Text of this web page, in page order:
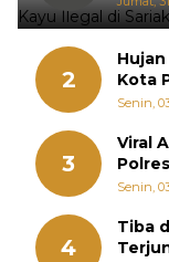
2
Kota
Senin,
3
Viral
Senin,
4
Tiba